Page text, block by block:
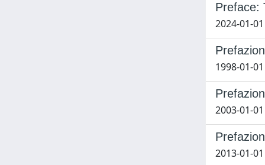
Preface:
2024-01-
1998-01-
2003-01-
2013-01-